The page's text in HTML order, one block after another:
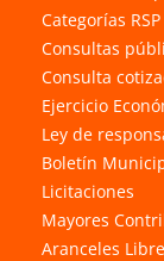
Categorías
Consultas
Consulta
Ejercicio
Ley de
Boletín
Licitaciones
Mayores
Aranceles